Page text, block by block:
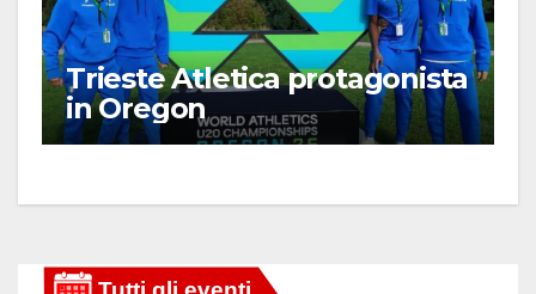
Trieste Atletica protagonista
in Oregon